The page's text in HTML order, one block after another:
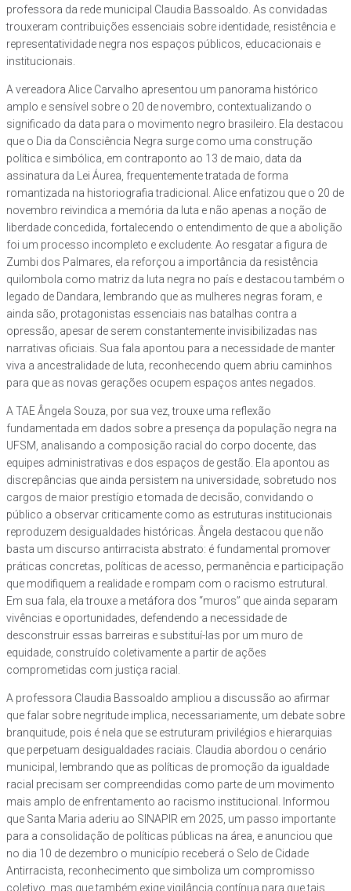
professora da rede municipal Claudia Bassoaldo. As convidadas
trouxeram contribuições essenciais sobre identidade, resistência e
representatividade negra nos espaços públicos, educacionais e
institucionais.
A vereadora Alice Carvalho apresentou um panorama histórico
amplo e sensível sobre o 20 de novembro, contextualizando o
significado da data para o movimento negro brasileiro. Ela destacou
que o Dia da Consciência Negra surge como uma construção
política e simbólica, em contraponto ao 13 de maio, data da
assinatura da Lei Áurea, frequentemente tratada de forma
romantizada na historiografia tradicional. Alice enfatizou que o 20 de
novembro reivindica a memória da luta e não apenas a noção de
liberdade concedida, fortalecendo o entendimento de que a abolição
foi um processo incompleto e excludente. Ao resgatar a figura de
Zumbi dos Palmares, ela reforçou a importância da resistência
quilombola como matriz da luta negra no país e destacou também o
legado de Dandara, lembrando que as mulheres negras foram, e
ainda são, protagonistas essenciais nas batalhas contra a
opressão, apesar de serem constantemente invisibilizadas nas
narrativas oficiais. Sua fala apontou para a necessidade de manter
viva a ancestralidade de luta, reconhecendo quem abriu caminhos
para que as novas gerações ocupem espaços antes negados.
A TAE Ângela Souza, por sua vez, trouxe uma reflexão
fundamentada em dados sobre a presença da população negra na
UFSM, analisando a composição racial do corpo docente, das
equipes administrativas e dos espaços de gestão. Ela apontou as
discrepâncias que ainda persistem na universidade, sobretudo nos
cargos de maior prestígio e tomada de decisão, convidando o
público a observar criticamente como as estruturas institucionais
reproduzem desigualdades históricas. Ângela destacou que não
basta um discurso antirracista abstrato: é fundamental promover
práticas concretas, políticas de acesso, permanência e participação
que modifiquem a realidade e rompam com o racismo estrutural.
Em sua fala, ela trouxe a metáfora dos “muros” que ainda separam
vivências e oportunidades, defendendo a necessidade de
desconstruir essas barreiras e substituí-las por um muro de
equidade, construído coletivamente a partir de ações
comprometidas com justiça racial.
A professora Claudia Bassoaldo ampliou a discussão ao afirmar
que falar sobre negritude implica, necessariamente, um debate sobre
branquitude, pois é nela que se estruturam privilégios e hierarquias
que perpetuam desigualdades raciais. Claudia abordou o cenário
municipal, lembrando que as políticas de promoção da igualdade
racial precisam ser compreendidas como parte de um movimento
mais amplo de enfrentamento ao racismo institucional. Informou
que Santa Maria aderiu ao SINAPIR em 2025, um passo importante
para a consolidação de políticas públicas na área, e anunciou que
no dia 10 de dezembro o município receberá o Selo de Cidade
Antirracista, reconhecimento que simboliza um compromisso
coletivo, mas que também exige vigilância contínua para que tais